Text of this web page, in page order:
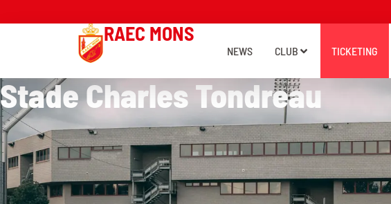
RAEC MONS
NEWS CLUB TICKETING
Stade Charles Tondreau